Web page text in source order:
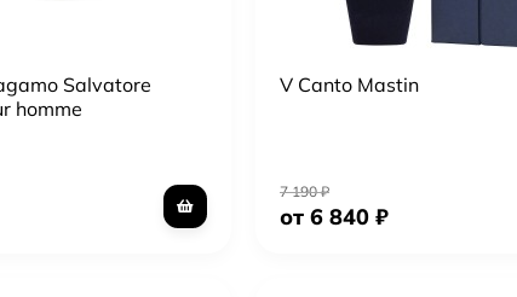
Salvatore
homme
V Canto Mastin
7 190₽
от 6 840 ₽